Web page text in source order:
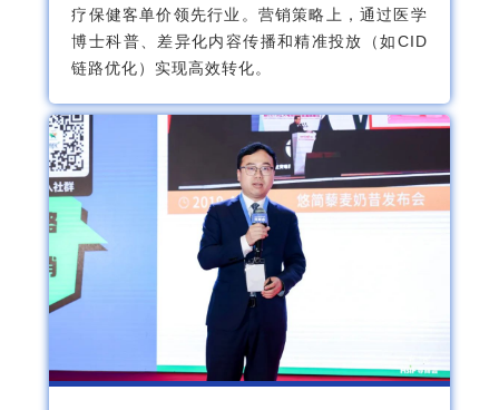
疗保健客单价领先行业。营销策略上，通过医学
博士科普、差异化内容传播和精准投放（如CID
链路优化）实现高效转化。